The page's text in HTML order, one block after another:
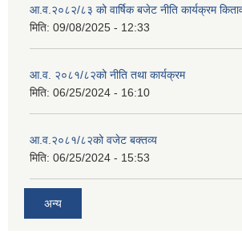
आ.व.२०८२/८३ को वार्षिक बजेट नीति कार्यक्रम
मिति: 09/08/2025 - 12:33
आ.व. २०८१/८२को नीति तथा कार्यक्रम
मिति: 06/25/2024 - 16:10
आ.व.२०८१/८२को वजेट बक्तव्य
मिति: 06/25/2024 - 15:53
अन्य